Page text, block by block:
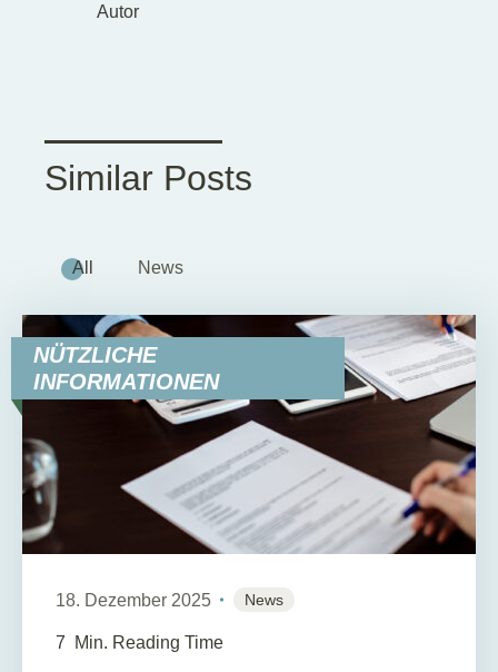
Autor
Similar Posts
All News
NÜTZLICHE
INFORMATIONEN
18. Dezember 2025 News
7 Min. Reading Time